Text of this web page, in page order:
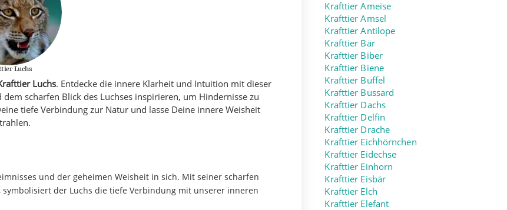
Luchs
Luchs. Entdecke die innere Klarheit und Intuition mit dieser
scharfen Blick des Luchses inspirieren, um Hindernisse zu
tiefe Verbindung zur Natur und lasse Deine innere Weisheit
und der geheimen Weisheit in sich. Mit seiner scharfen
der Luchs die tiefe Verbindung mit unserer inneren
Krafttier Ameise
Krafttier Amsel
Krafttier Antilope
Krafttier Bär
Krafttier Biber
Krafttier Biene
Krafttier Büffel
Krafttier Bussard
Krafttier Dachs
Krafttier Delfin
Krafttier Drache
Krafttier Eichhörnchen
Krafttier Eidechse
Krafttier Einhorn
Krafttier Eisbär
Krafttier Elch
Krafttier Elefant